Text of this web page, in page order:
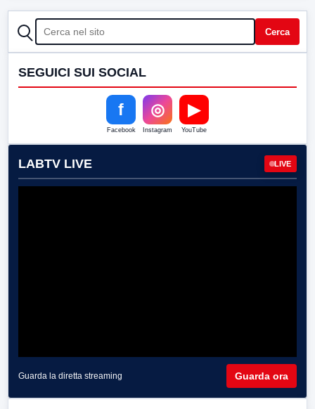
CERCA Cerca
SEGUICI SUI SOCIAL
f
Facebook
◎
Instagram
▶
YouTube
LABTV LIVE LIVE
Guarda la diretta streaming Guarda ora